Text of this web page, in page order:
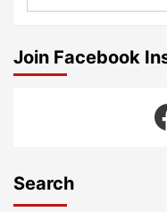
Join Facebook
Search